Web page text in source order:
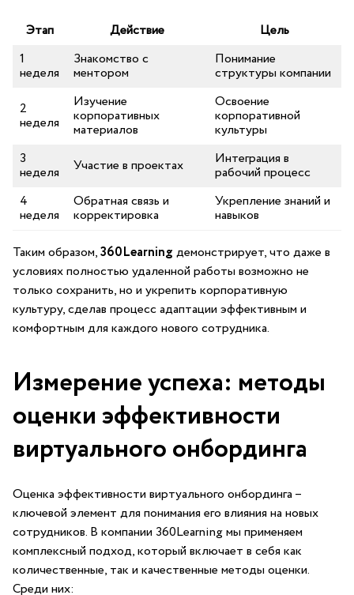
Этап Действие
Цель
1
неделя
Знакомство ⁣с
‌ментором
Понимание
структуры компании
2
неделя
Изучение
корпоративных
материалов
Освоение
корпоративной
культуры
3
неделя Участие в проектах Интеграция в
рабочий процесс
4
неделя
Обратная связь и
корректировка
Укрепление⁢ знаний и
навыков
Таким образом,360Learning демонстрирует, что даже в
условиях полностью⁤ удаленной работы возможно не
только сохранить, но и укрепить корпоративную
культуру, сделав процесс ‌адаптации эффективным и
комфортным для⁤ каждого нового сотрудника.
Измерение успеха: методы
оценки эффективности
виртуального онбординга
Оценка эффективности виртуального⁢ онбординга –⁢
ключевой элемент для понимания его влияния на новых
сотрудников. В ⁣компании 360Learning мы ⁣применяем⁤
комплексный подход, который включает в себя как
количественные, так и качественные методы оценки.‍
Среди них: